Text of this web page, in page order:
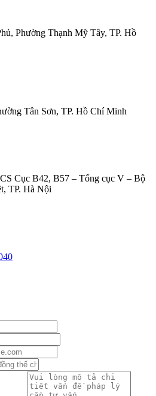
Phường Thạnh Mỹ Tây, TP. Hồ
Tân Sơn, TP. Hồ Chí Minh
Cục B42, B57 – Tổng cục V – Bộ
TP. Hà Nội